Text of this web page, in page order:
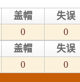
盖帽 失误
0 0
盖帽 失误
0 0